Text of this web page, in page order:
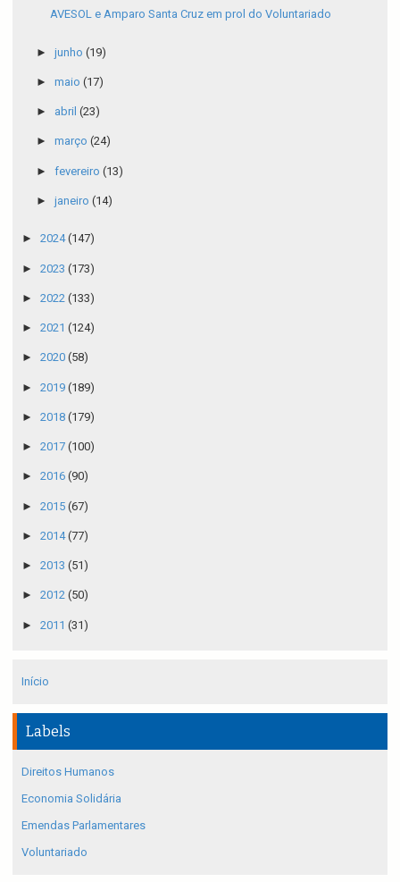
AVESOL e Amparo Santa Cruz em prol do Voluntariado
► junho (19)
► maio (17)
► abril (23)
► março (24)
► fevereiro (13)
► janeiro (14)
► 2024(147)
► 2023 (173)
► 2022 (133)
► 2021 (124)
► 2020 (58)
► 2019 (189)
► 2018 (179)
► 2017 (100)
► 2016 (90)
► 2015 (67)
► 2014(77)
► 2013 (51)
► 2012 (50)
► 2011 (31)
Início
Labels
Direitos Humanos
Economia Solidária
Emendas Parlamentares
Voluntariado